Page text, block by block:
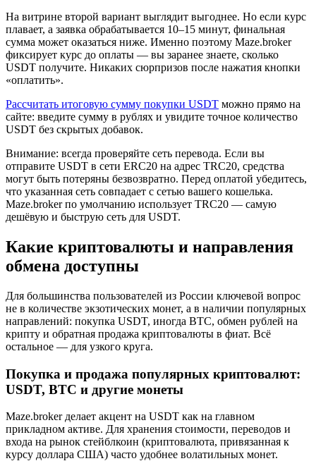
На витрине второй вариант выглядит выгоднее. Но если курс
плавает, а заявка обрабатывается 10–15 минут, финальная
сумма может оказаться ниже. Именно поэтому Maze.broker
фиксирует курс до оплаты — вы заранее знаете, сколько
USDT получите. Никаких сюрпризов после нажатия кнопки
«оплатить».
Рассчитать итоговую сумму покупки USDT можно прямо на
сайте: введите сумму в рублях и увидите точное количество
USDT без скрытых добавок.
Внимание: всегда проверяйте сеть перевода. Если вы
отправите USDT в сети ERC20 на адрес TRC20, средства
могут быть потеряны безвозвратно. Перед оплатой убедитесь,
что указанная сеть совпадает с сетью вашего кошелька.
Maze.broker по умолчанию использует TRC20 — самую
дешёвую и быструю сеть для USDT.
Какие криптовалюты и направления
обмена доступны
Для большинства пользователей из России ключевой вопрос
не в количестве экзотических монет, а в наличии популярных
направлений: покупка USDT, иногда BTC, обмен рублей на
крипту и обратная продажа криптовалюты в фиат. Всё
остальное — для узкого круга.
Покупка и продажа популярных криптовалют:
USDT, BTC и другие монеты
Maze.broker делает акцент на USDT как на главном
прикладном активе. Для хранения стоимости, переводов и
входа на рынок стейблкоин (криптовалюта, привязанная к
курсу доллара США) часто удобнее волатильных монет.